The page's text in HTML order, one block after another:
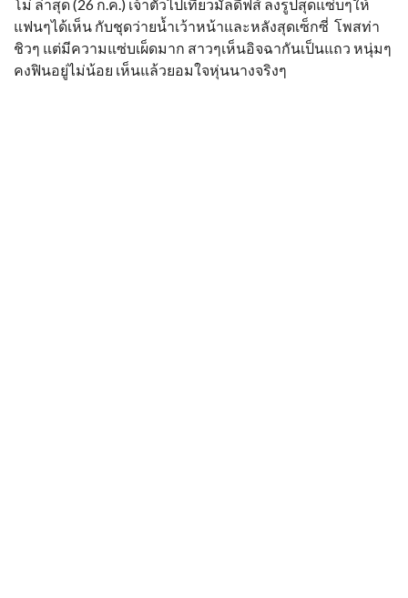
โม่ ล่าสุด (26 ก.ค.) เจ้าตัวไปเที่ยวมัลดีฟส์ ลงรูปสุดแซ่บๆให้
แฟนๆได้เห็น กับชุดว่ายน้ำเว้าหน้าและหลังสุดเซ็กซี่ โพสท่า
ชิวๆ แต่มีความแซ่บเผ็ดมาก สาวๆเห็นอิจฉากันเป็นแถว หนุ่มๆ
คงฟินอยู่ไม่น้อย เห็นแล้วยอมใจหุ่นนางจริงๆ